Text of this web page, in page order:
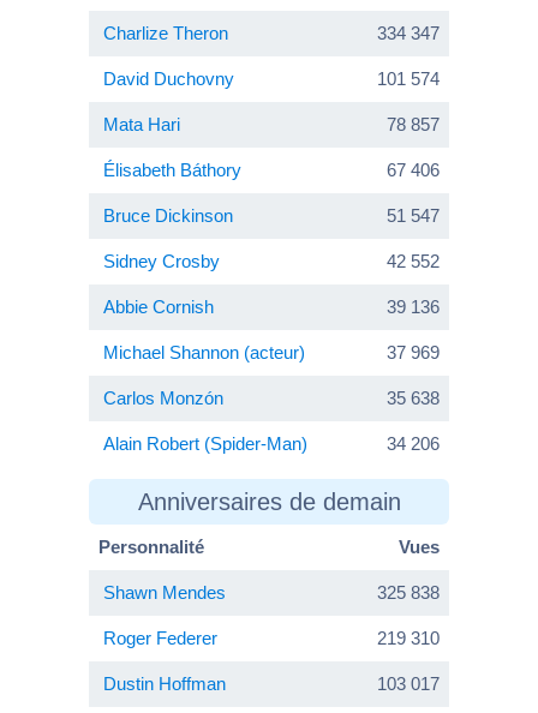
Charlize Theron 334 347
David Duchovny 101 574
Mata Hari 78 857
Élisabeth Báthory 67 406
Bruce Dickinson 51 547
Sidney Crosby 42 552
Abbie Cornish 39 136
Michael Shannon (acteur) 37 969
Carlos Monzón 35 638
Alain Robert (Spider-Man) 34 206
Anniversaires de demain
Personnalité Vues
Shawn Mendes 325 838
Roger Federer 219 310
Dustin Hoffman 103 017